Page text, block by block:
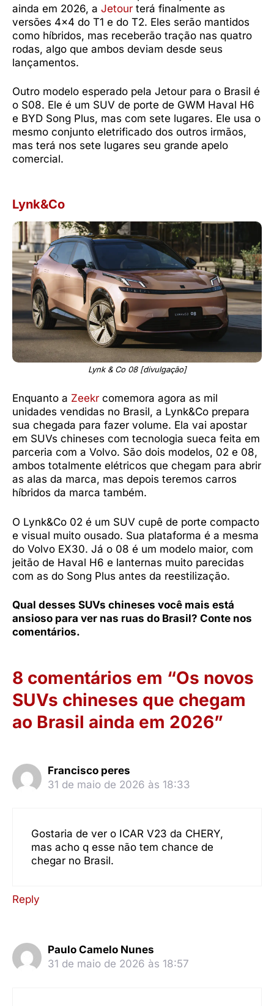
ainda em 2026, a Jetour terá finalmente as
versões 4×4 do T1 e do T2. Eles serão mantidos
como híbridos, mas receberão tração nas quatro
rodas, algo que ambos deviam desde seus
lançamentos.
Outro modelo esperado pela Jetour para o Brasil é
o S08. Ele é um SUV de porte de GWM Haval H6
e BYD Song Plus, mas com sete lugares. Ele usa o
mesmo conjunto eletrificado dos outros irmãos,
mas terá nos sete lugares seu grande apelo
comercial.
Lynk&Co
Lynk & Co 08 [divulgação]
Enquanto a Zeekr comemora agora as mil
unidades vendidas no Brasil, a Lynk&Co prepara
sua chegada para fazer volume. Ela vai apostar
em SUVs chineses com tecnologia sueca feita em
parceria com a Volvo. São dois modelos, 02 e 08,
ambos totalmente elétricos que chegam para abrir
as alas da marca, mas depois teremos carros
híbridos da marca também.
O Lynk&Co 02 é um SUV cupê de porte compacto
e visual muito ousado. Sua plataforma é a mesma
do Volvo EX30. Já o 08 é um modelo maior, com
jeitão de Haval H6 e lanternas muito parecidas
com as do Song Plus antes da reestilização.
Qual desses SUVs chineses você mais está
ansioso para ver nas ruas do Brasil? Conte nos
comentários.
8 comentários em “Os novos
SUVs chineses que chegam
ao Brasil ainda em 2026”
Francisco peres
31 de maio de 2026 às 18:33
Gostaria de ver o ICAR V23 da CHERY,
mas acho q esse não tem chance de
chegar no Brasil.
Reply
Paulo Camelo Nunes
31 de maio de 2026 às 18:57